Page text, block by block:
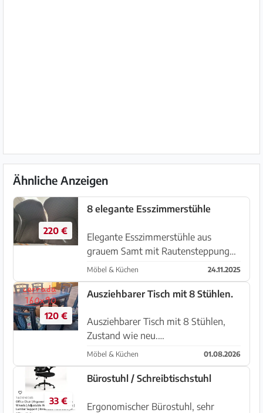
Ähnliche Anzeigen
220 €
8 elegante Esszimmerstühle
Elegante Esszimmerstühle aus
grauem Samt mit Rautensteppung
und Holzbeinen: modern und
bequem Beschreibung: Zum Verkauf
stehen elegante Esszimmerstühle mit
Samtpolsterung un...
Möbel & Küchen 24.11.2025
120 €
Ausziehbarer Tisch mit 8 Stühlen.
Ausziehbarer Tisch mit 8 Stühlen,
Zustand wie neu.
Transportmöglichkeit.
Möbel & Küchen 01.08.2026
33 €
Bürostuhl / Schreibtischstuhl
Ergonomischer Bürostuhl, sehr